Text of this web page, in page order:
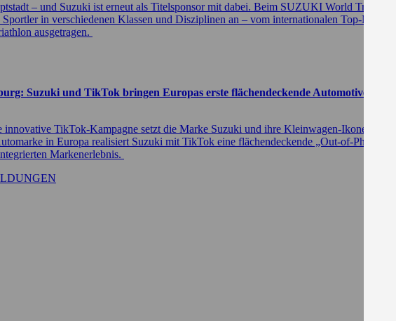
– und Suzuki ist erneut als Titelsponsor mit dabei. Beim SUZUKI World
in verschiedenen Klassen und Disziplinen an – vom internationalen Top-
ausgetragen.
Suzuki und TikTok bringen Europas erste flächendeckende Automotive
TikTok-Kampagne setzt die Marke Suzuki und ihre Kleinwagen-Ikone
in Europa realisiert Suzuki mit TikTok eine flächendeckende „Out-of-
Markenerlebnis.